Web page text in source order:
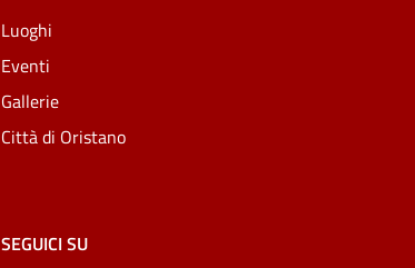
Luoghi
Eventi
Gallerie
Città di Oristano
SEGUICI SU